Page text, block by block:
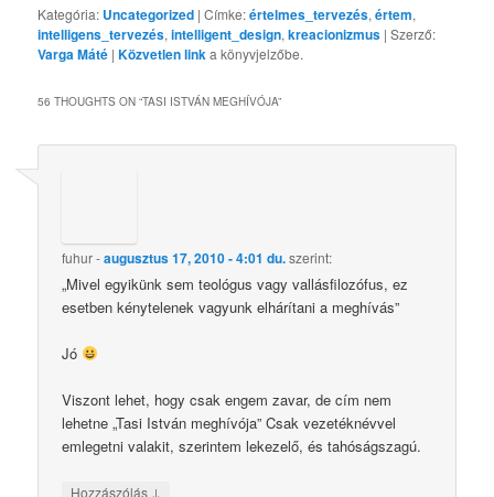
Kategória: Uncategorized | Címke:értelmes_tervezés,értem,
intelligens_tervezés,intelligent_design,kreacionizmus | Szerző:
Varga Máté |Közvetlen linka könyvjelzőbe.
56 THOUGHTS ON “TASI ISTVÁN MEGHÍVÓJA”
fuhur-augusztus 17, 2010 - 4:01 du.szerint:
„Mivel egyikünk sem teológus vagy vallásfilozófus, ez
esetben kénytelenek vagyunk elhárítani a meghívás”
Jó
Viszont lehet, hogy csak engem zavar, de cím nem
lehetne „Tasi István meghívója” Csak vezetéknévvel
emlegetni valakit, szerintem lekezelő, és tahóságszagú.
Hozzászólás ↓